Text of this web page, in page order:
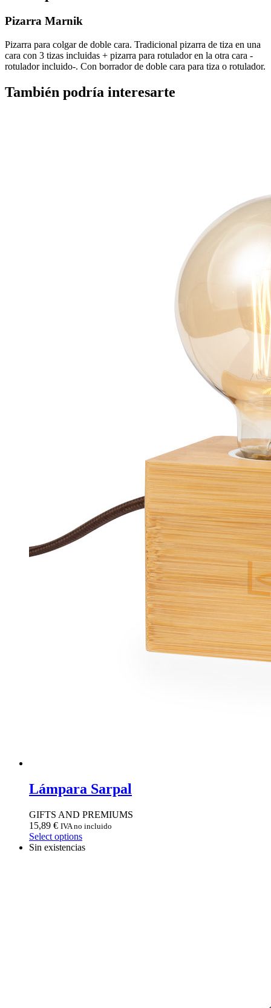
Pizarra Marnik
Pizarra para colgar de doble cara. Tradicional pizarra de tiza en una
cara con 3 tizas incluidas + pizarra para rotulador en la otra cara -
rotulador incluido-. Con borrador de doble cara para tiza o rotulador.
También podría interesarte
Lámpara Sarpal
GIFTS AND PREMIUMS
15,89 € IVA no incluido
Select options
Sin existencias